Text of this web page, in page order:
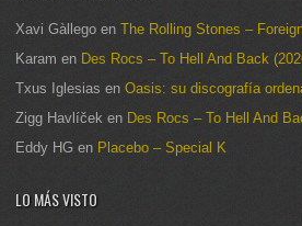
Xavi Gàllego en The Rolling Stones –
Karam en Des Rocs – To Hell And Back
Txus Iglesias en Oasis: su discografía
Zigg Havlíček en Des Rocs – To Hell And
Eddy HG en Placebo – Special K
LO MÁS VISTO